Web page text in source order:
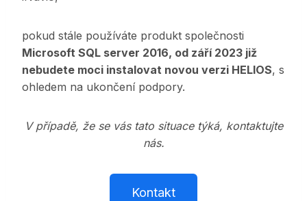
pokud stále používáte produkt společnosti
Microsoft SQL server 2016, od září 2023 již
nebudete moci instalovat novou verzi HELIOS, s
ohledem na ukončení podpory.
V případě, že se vás tato situace týká, kontaktujte
nás.
Kontakt